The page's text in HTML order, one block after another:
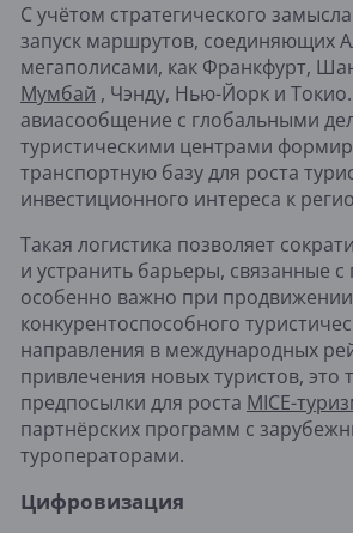
С учётом стратегического
запуск маршрутов, соединяющих
мегаполисами, как Франкфурт,
Мумбай , Чэнду, Нью-Йорк и
авиасообщение с глобальными
туристическими центрами
транспортную базу для роста
инвестиционного интереса к
Такая логистика позволяет
и устранить барьеры, связанные
особенно важно при
конкурентоспособного
направления в международных
привлечения новых туристов, это
предпосылки для роста MICE-
партнёрских программ с
туроператорами.
Цифровизация